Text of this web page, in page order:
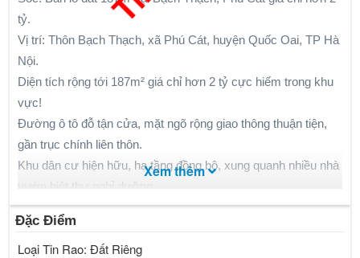
tỷ.
Vị trí: Thôn Bạch Thạch, xã Phú Cát, huyện Quốc Oai, TP Hà
Nội.
Diện tích rộng tới 187m² giá chỉ hơn 2 tỷ cực hiếm trong khu
vực!
Đường ô tô đỗ tận cửa, mặt ngõ rộng giao thông thuận tiện,
gần trục chính liên thôn.
Khu dân cư hiện hữu, hạ tầng đồng bộ, xung quanh nhiều nhà
vườn biệt thự nghỉ dưỡng.
Sổ đỏ chính chủ. Pháp lý rõ ràng. Sang tên nhanh gọn.
Phù hợp đầu tư, xây nhà vườn nghỉ dưỡng hoặc để dành đều
quá đẹp!
Xem thêm
Đặc Điểm
Loại Tin Rao: Đất Riêng